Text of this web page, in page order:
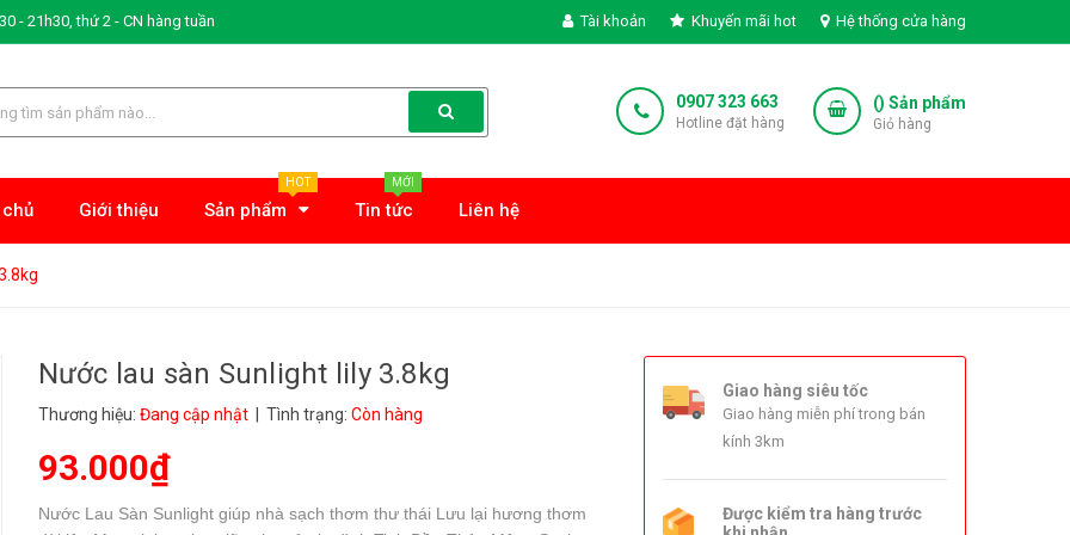
- 21h30, thứ 2 - CN hàng tuần Tài khoản Khuyến mãi hot Hệ thống cửa hàng
0907 323 663
Hotline đặt hàng
() Sản phẩm
Giỏ hàng
Giới thiệu Sản phẩm
HOT
Tin tức
MỚI
Liên hệ
Nước lau sàn Sunlight lily 3.8kg
Thương hiệu: Đang cập nhật | Tình trạng: Còn hàng
93.000₫
Nước Lau Sàn Sunlight giúp nhà sạch thơm thư thái Lưu lại hương thơm
Giao hàng siêu tốc
Giao hàng miễn phí trong bán
kính 3km
Được kiểm tra hàng trước